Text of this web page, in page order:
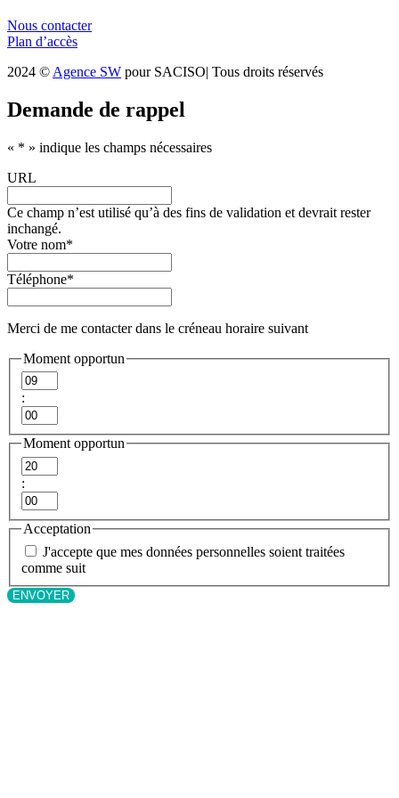
Nous contacter
Plan d’accès
2024 © Agence SW pour SACISO| Tous droits réservés
Demande de rappel
« * » indique les champs nécessaires
URL
Ce champ n’est utilisé qu’à des fins de validation et devrait rester
inchangé.
Votre nom*
Téléphone*
Merci de me contacter dans le créneau horaire suivant
Moment opportun
Heures
:
Minutes
Moment opportun
Heures
:
Minutes
Acceptation
J'accepte que mes données personnelles soient traitées
comme suit